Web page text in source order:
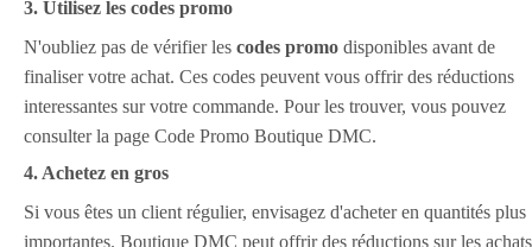
3. Utilisez les codes promo
N'oubliez pas de vérifier les codes promo disponibles avant de
finaliser votre achat. Ces codes peuvent vous offrir des réductions
interessantes sur votre commande. Pour les trouver, vous pouvez
consulter la page Code Promo Boutique DMC.
4. Achetez en gros
Si vous êtes un client régulier, envisagez d'acheter en quantités plus
importantes. Boutique DMC peut offrir des réductions sur les